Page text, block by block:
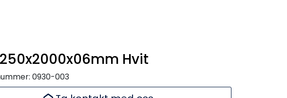
Hvit
0930-003